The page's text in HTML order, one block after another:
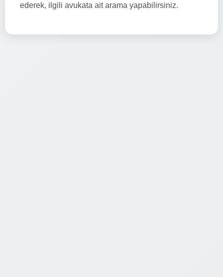
ederek, ilgili avukata ait arama yapabilirsiniz.